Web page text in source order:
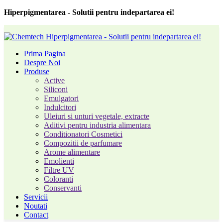
Hiperpigmentarea - Solutii pentru indepartarea ei!
Prima Pagina
Despre Noi
Produse
Active
Siliconi
Emulgatori
Indulcitori
Uleiuri si unturi vegetale, extracte
Aditivi pentru industria alimentara
Conditionatori Cosmetici
Compozitii de parfumare
Arome alimentare
Emolienti
Filtre UV
Coloranti
Conservanti
Servicii
Noutati
Contact